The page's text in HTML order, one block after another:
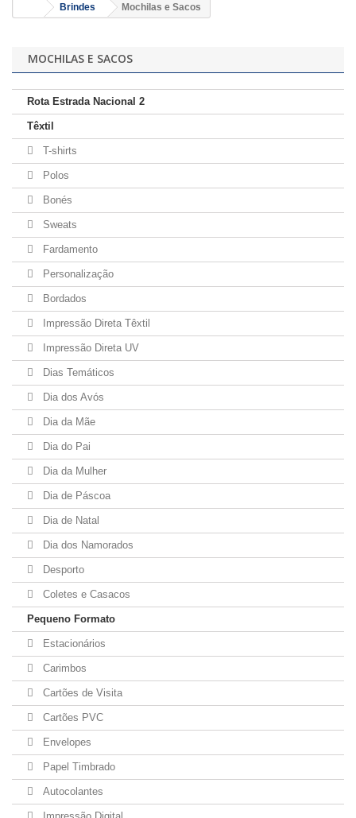
Brindes Mochilas e Sacos
MOCHILAS E SACOS
Rota Estrada Nacional 2
Têxtil
T-shirts
Polos
Bonés
Sweats
Fardamento
Personalização
Bordados
Impressão Direta Têxtil
Impressão Direta UV
Dias Temáticos
Dia dos Avós
Dia da Mãe
Dia do Pai
Dia da Mulher
Dia de Páscoa
Dia de Natal
Dia dos Namorados
Desporto
Coletes e Casacos
Pequeno Formato
Estacionários
Carimbos
Cartões de Visita
Cartões PVC
Envelopes
Papel Timbrado
Autocolantes